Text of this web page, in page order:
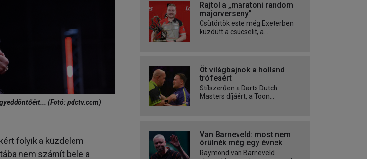
(Fotó: pdctv.com)
folyik a küzdelem
nem számít bele a
Rajtol a „maratoni random
majorverseny”
Csütörtök este még Exeterben
küzdütt a csúcselit, a...
Öt világbajnok a holland
trófeáért
Stílszerűen a Darts Dutch
Masters díjáért, a Toon...
Van Barneveld: most nem
örülnék még egy évnek
Raymond van Barneveld